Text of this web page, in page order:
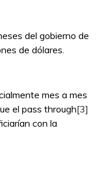
del gobierno de
de dólares.
mes a mes
el pass through[3]
con la